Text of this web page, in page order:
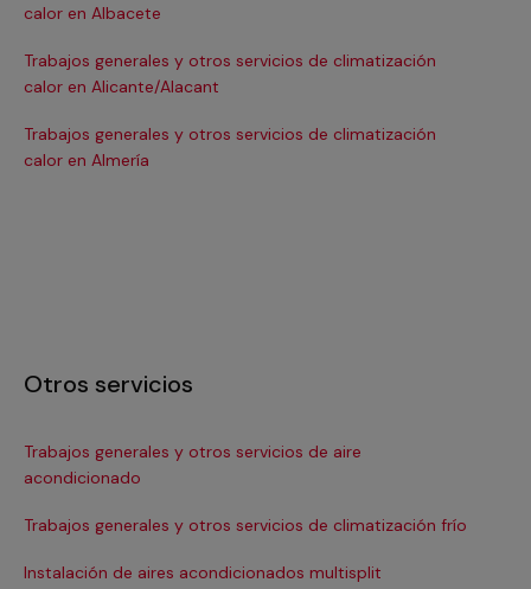
calor en Albacete
Trabajos generales y otros servicios de climatización
calor en Alicante/Alacant
Trabajos generales y otros servicios de climatización
calor en Almería
Otros servicios
Trabajos generales y otros servicios de aire
acondicionado
Trabajos generales y otros servicios de climatización frío
Instalación de aires acondicionados multisplit